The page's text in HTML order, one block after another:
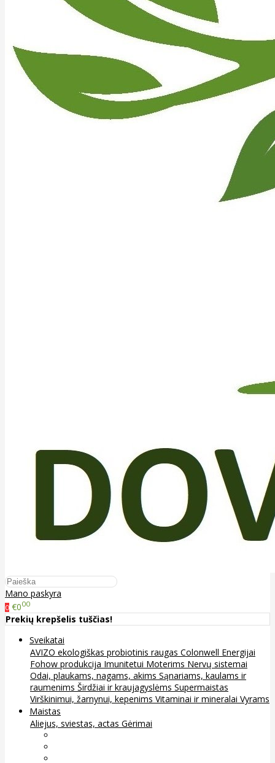
Mano paskyra
0 €000
Prekių krepšelis tuščias!
Sveikatai
AVIZO ekologiškas probiotinis raugas Colonwell Energijai
Fohow produkcija Imunitetui Moterims Nervų sistemai
Odai, plaukams, nagams, akims Sąnariams, kaulams ir
raumenims Širdžiai ir kraujagyslėms Supermaistas
Virškinimui, žarnynui, kepenims Vitaminai ir mineralai Vyrams
Maistas
Aliejus, sviestas, actas Gėrimai